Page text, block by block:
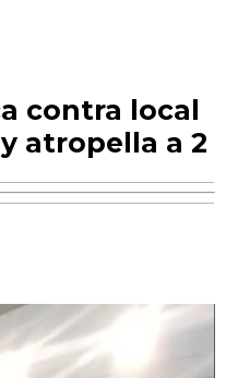
contra local
atropella a 2